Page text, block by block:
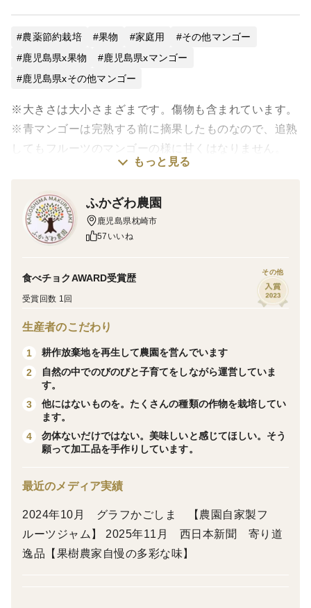
農薬節約栽培 果物 家庭用
その他マンゴー
鹿児島県x果物
鹿児島県xマンゴー
鹿児島県xその他マンゴー
※大きさは大小さまざまです。傷物も含まれています。
※青マンゴーは完熟する前に摘果したものなので、追熟
してもフルーツのマンゴーの様に甘くはなりません。
青マンゴーは、完熟マンゴーを育てる際に摘果したもの
です。ポリポリ食感でほのかなマンゴーの甘みと強い
酸っぱさが特徴です。皮を剥いてそのまま食べる方法も
ダ）、スムージー、青マンゴージャム、ピクルスにお勧
めです。
くりゆっくりと育てているマンゴーです。ハウス内の生
態系に配慮するため、農薬の使用は最低限に留めていま
す（農薬節減率80％）。
もっと見る
ふかざわ農園
鹿児島県枕崎市
57いいね
食べチョクAWARD受賞歴
受賞回数 1回
その他
生産者のこだわり
1
耕作放棄地を再生して農園を営んでいます
2
自然の中でのびのびと子育てをしながら運営していま
す。
3
他にはないものを。たくさんの種類の作物を栽培してい
ます。
4
勿体ないだけではない。美味しいと感じてほしい。そう
願って加工品を手作りしています。
最近のメディア実績
2024年10月 グラフかごしま 【農園自家製フ
ルーツジャム】 2025年11月 西日本新聞 寄り道
逸品【果樹農家自慢の多彩な味】